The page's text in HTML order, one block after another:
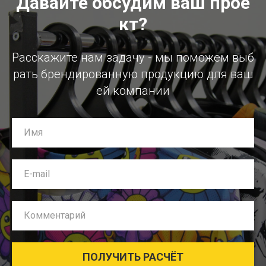
кт?
Расскажите нам задачу - мы поможем выб
рать брендированную продукцию для ваш
ей компании
Имя
E-mail
Комментарий
ПОЛУЧИТЬ РАСЧЁТ